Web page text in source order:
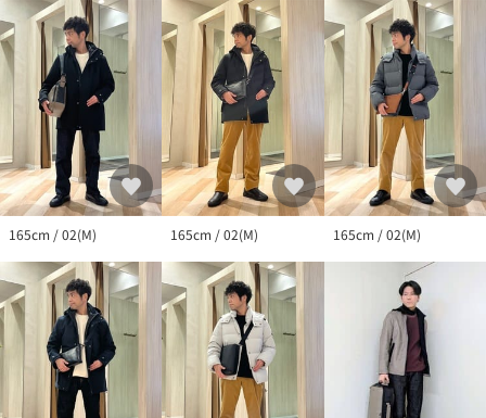
165cm / 02(M) 165cm / 02(M) 165cm / 02(M)